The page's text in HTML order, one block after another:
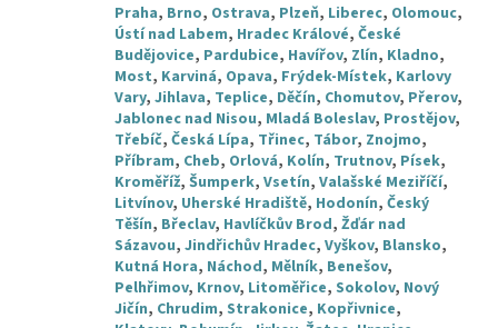
Praha, Brno, Ostrava, Plzeň, Liberec, Olomouc,
Ústí nad Labem, Hradec Králové, České
Budějovice, Pardubice, Havířov, Zlín, Kladno,
Most, Karviná, Opava, Frýdek-Místek, Karlovy
Vary, Jihlava, Teplice, Děčín, Chomutov, Přerov,
Jablonec nad Nisou, Mladá Boleslav, Prostějov,
Třebíč, Česká Lípa, Třinec, Tábor, Znojmo,
Příbram, Cheb, Orlová, Kolín, Trutnov, Písek,
Kroměříž, Šumperk, Vsetín, Valašské Meziříčí,
Litvínov, Uherské Hradiště, Hodonín, Český
Těšín, Břeclav, Havlíčkův Brod, Žďár nad
Sázavou, Jindřichův Hradec, Vyškov, Blansko,
Kutná Hora, Náchod, Mělník, Benešov,
Pelhřimov, Krnov, Litoměřice, Sokolov, Nový
Jičín, Chrudim, Strakonice, Kopřivnice,